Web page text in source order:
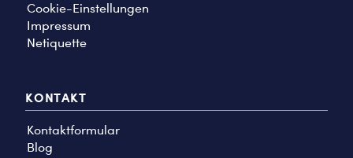
Cookie-Einstellungen
Impressum
Netiquette
KONTAKT
Kontaktformular
Blog